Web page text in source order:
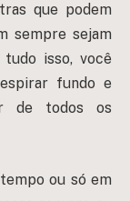
que podem
sempre sejam
isso, você
fundo e
de todos os
ou só em